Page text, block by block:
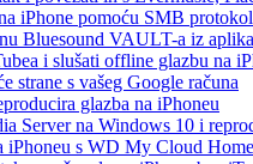
iPhone pomoću SMB
Bluesound VAULT-a iz
i slušati offline glazbu na
strane s vašeg Google računa
glazba na iPhoneu
Server na Windows 10 i
iPhoneu s WD My Cloud Home